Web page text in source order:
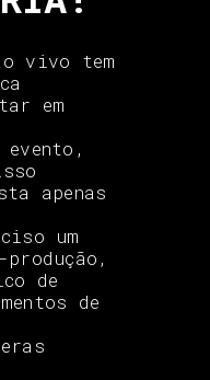
vivo tem
em
evento,
apenas
um
de
de